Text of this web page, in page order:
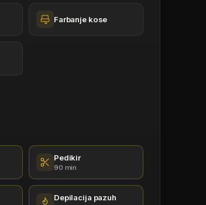
Farbanje kose
Pedikir
90 min
Depilacija pazuh